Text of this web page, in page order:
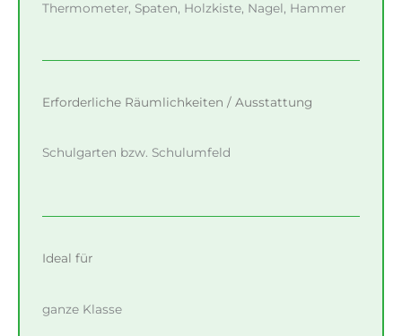
Thermometer, Spaten, Holzkiste, Nagel, Hammer
Erforderliche Räumlichkeiten / Ausstattung
Schulgarten bzw. Schulumfeld
Ideal für
ganze Klasse